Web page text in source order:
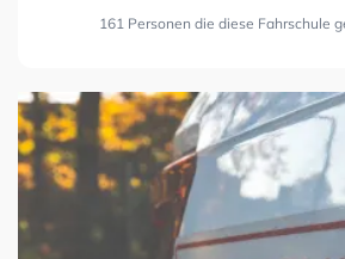
161 Personen die diese Fahrschule